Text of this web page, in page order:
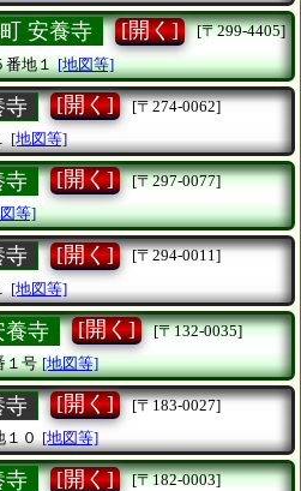
安養寺 [開く]
[〒299-4405]
番地１ [地図等]
寺 [開く]
[〒274-0062]
[地図等]
寺 [開く]
[〒297-0077]
等]
寺 [開く]
[〒294-0011]
[地図等]
養寺 [開く]
[〒132-0035]
１号 [地図等]
寺 [開く]
[〒183-0027]
１０ [地図等]
寺 [開く]
[〒182-0003]